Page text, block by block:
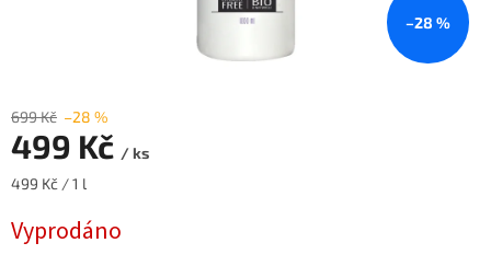
–28 %
699 Kč –28 %
499 Kč / ks
Měrná
499 Kč / 1 l
Vyprodáno